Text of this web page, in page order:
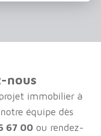
nous
immobilier à
équipe dès
67 00 ou rendez-